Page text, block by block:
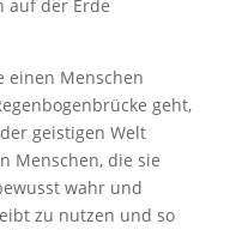
auf der Erde
einen Menschen
geht,
geistigen Welt
Menschen, die sie
wahr und
zu nutzen und so